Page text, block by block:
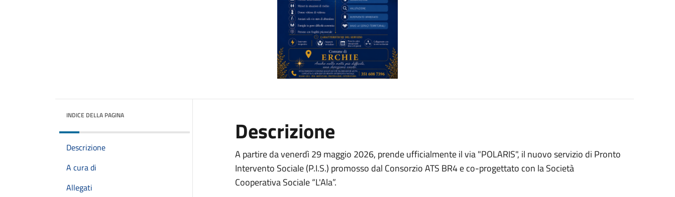
INDICE DELLA PAGINA
Descrizione
A cura di
Allegati
Descrizione
A partire da venerdì 29 maggio 2026, prende ufficialmente il via "POLARIS", il nuovo servizio di Pronto
Intervento Sociale (P.I.S.) promosso dal Consorzio ATS BR4 e co-progettato con la Società
Cooperativa Sociale “L'Ala”.